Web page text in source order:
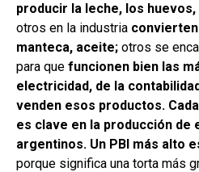
producir la leche, los
otros en la industria
manteca, aceite; otros se
para que funcionen bien las
electricidad, de la
venden esos productos.
es clave en la producción de
argentinos. Un PBI más alto
porque significa una torta más